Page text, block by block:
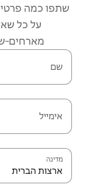
שתפו כמה
על כל
שם
אימייל
מדינה
ארצות הברית